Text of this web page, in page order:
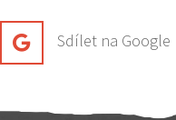
Sdílet na Google